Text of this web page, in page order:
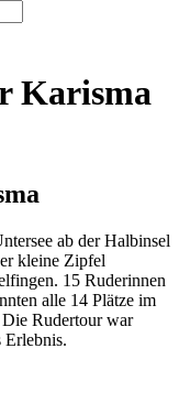
Karisma
ab der Halbinsel
kleine Zipfel
15 Ruderinnen
alle 14 Plätze im
Rudertour war
Erlebnis.